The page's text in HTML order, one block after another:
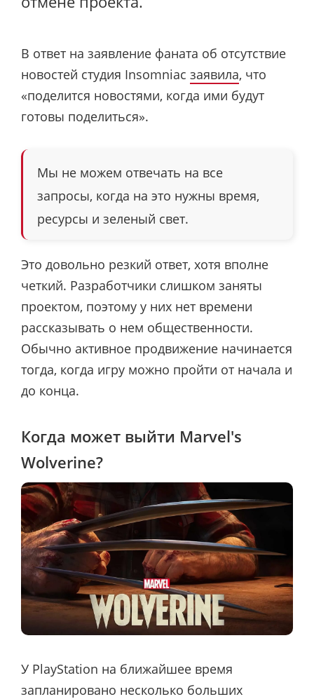
В ответ на заявление фаната об отсутствие
новостей студия Insomniac заявила, что
«поделится новостями, когда ими будут
готовы поделиться».
Мы не можем отвечать на все
запросы, когда на это нужны время,
ресурсы и зеленый свет.
Это довольно резкий ответ, хотя вполне
четкий. Разработчики слишком заняты
проектом, поэтому у них нет времени
рассказывать о нем общественности.
Обычно активное продвижение начинается
тогда, когда игру можно пройти от начала и
до конца.
Когда может выйти Marvel's
Wolverine?
У PlayStation на ближайшее время
запланировано несколько больших